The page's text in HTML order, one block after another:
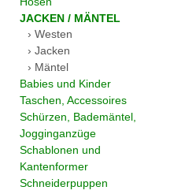
JACKEN / MÄNTEL
Westen
Jacken
Mäntel
Babies und Kinder
Taschen, Accessoires
Schürzen, Bademäntel,
Jogginganzüge
Schablonen und
Kantenformer
Schneiderpuppen